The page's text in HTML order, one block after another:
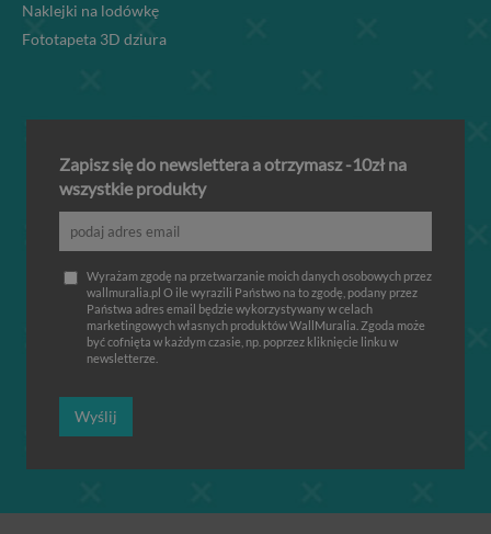
Naklejki na lodówkę
Fototapeta 3D dziura
Zapisz się do newslettera a otrzymasz -10zł na
wszystkie produkty
Wyrażam zgodę na przetwarzanie moich danych osobowych przez
wallmuralia.pl O ile wyrazili Państwo na to zgodę, podany przez
Państwa adres email będzie wykorzystywany w celach
marketingowych własnych produktów WallMuralia. Zgoda może
być cofnięta w każdym czasie, np. poprzez kliknięcie linku w
newsletterze.
Wyślij